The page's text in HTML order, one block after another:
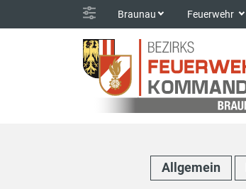
Braunau Feuerwehr
Allgemein